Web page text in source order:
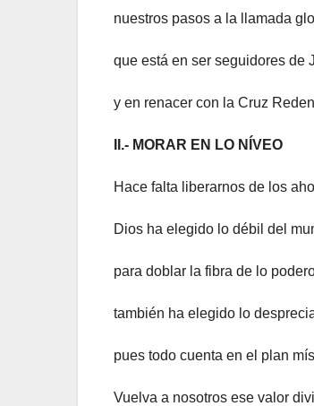
nuestros pasos a la llamada
que está en ser seguidores de
y en renacer con la Cruz
II.- MORAR EN LO NÍVEO
Hace falta liberarnos de los
Dios ha elegido lo débil del
para doblar la fibra de lo
también ha elegido lo
pues todo cuenta en el plan
Vuelva a nosotros ese valor